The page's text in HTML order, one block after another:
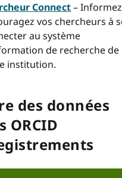
Connect– Informez
vos chercheurs à
au système
de recherche de
institution.
des données
ORCID